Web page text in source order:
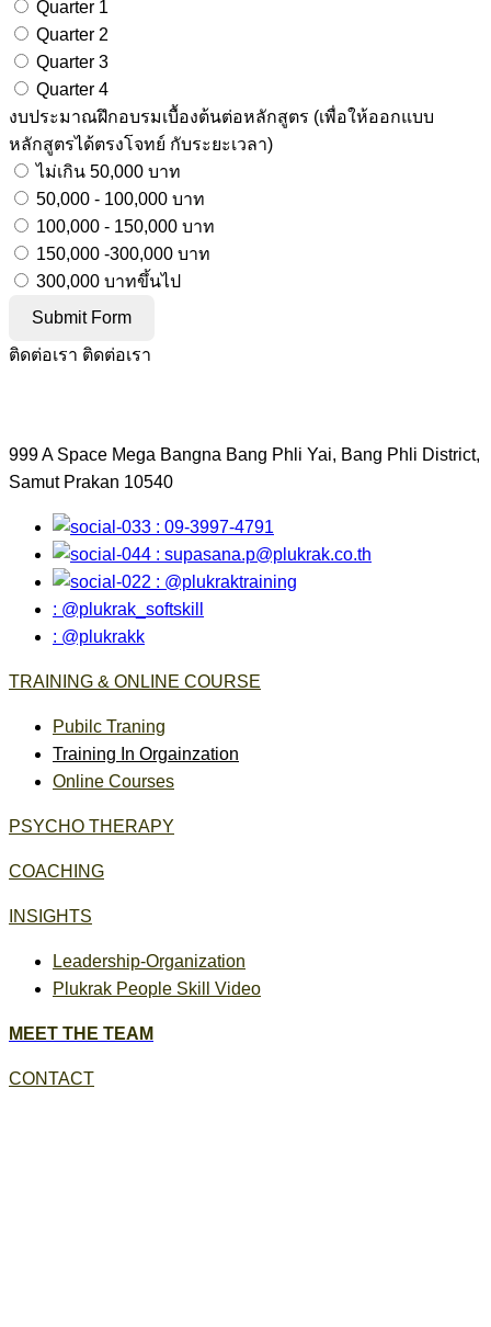
Quarter 1
Quarter 2
Quarter 3
Quarter 4
งบประมาณฝึกอบรมเบื้องต้นต่อหลักสูตร (เพื่อให้ออกแบบ
หลักสูตรได้ตรงโจทย์ กับระยะเวลา)
ไม่เกิน 50,000 บาท
50,000 - 100,000 บาท
100,000 - 150,000 บาท
150,000 -300,000 บาท
300,000 บาทขึ้นไป
Submit Form
ติดต่อเรา ติดต่อเรา
999 A Space Mega Bangna Bang Phli Yai, Bang Phli District,
Samut Prakan 10540
: 09-3997-4791
: supasana.p@plukrak.co.th
: @plukraktraining
: @plukrak_softskill
: @plukrakk
TRAINING & ONLINE COURSE
Pubilc Traning
Training In Orgainzation
Online Courses
PSYCHO THERAPY
COACHING
INSIGHTS
Leadership-Organization
Plukrak People Skill Video
MEET THE TEAM
CONTACT